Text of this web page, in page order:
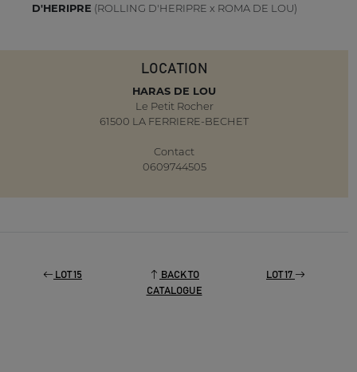
D'HERIPRE (ROLLING D'HERIPRE x ROMA DE LOU)
LOCATION
HARAS DE LOU
Le Petit Rocher
61500 LA FERRIERE-BECHET
Contact
0609744505
LOT 15
BACK TO
CATALOGUE
LOT 17